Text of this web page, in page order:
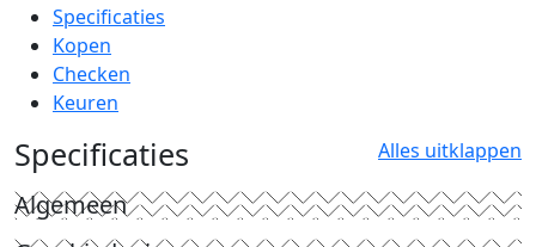
Specificaties
Kopen
Checken
Keuren
Specificaties Alles uitklappen
Algemeen